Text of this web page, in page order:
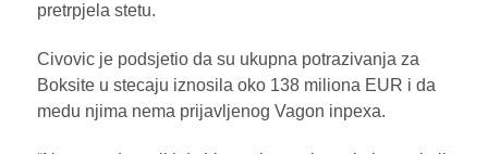
pretrpjela stetu.
Civovic je podsjetio da su ukupna potrazivanja za
Boksite u stecaju iznosila oko 138 miliona EUR i da
medu njima nema prijavljenog Vagon inpexa.